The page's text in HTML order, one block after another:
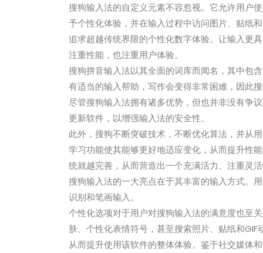
搜狗输入法的自定义元素不容忽视。它允许用户
予个性化体验，并在输入过程中访问图片、贴纸
追求超越传统界限的个性化数字体验。让输入更
注重性能，也注重用户体验。
搜狗拼音输入法以其全面的词库而闻名，其中包
有适当的输入帮助，写作会变得非常困难，因此
尽管搜狗输入法拥有诸多优势，但也并非没有争
更新软件，以增强输入法的安全性。
此外，搜狗不断突破技术，不断优化算法，并从
学习功能使其能够更好地适应变化，从而提升性
统就越完善，从而营造出一个充满活力、注重灵活
搜狗输入法的一大亮点在于其丰富的输入方式。
识别和笔画输入。
个性化选项对于用户对搜狗输入法的满意度也至
肤、个性化表情符号，甚至搜索照片、贴纸和
从而提升使用该软件的整体体验。鉴于社交媒体